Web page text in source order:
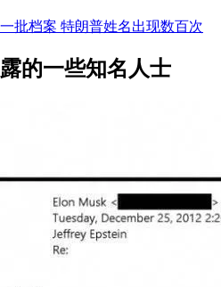
批档案 特朗普姓名出现数百次
的一些知名人士